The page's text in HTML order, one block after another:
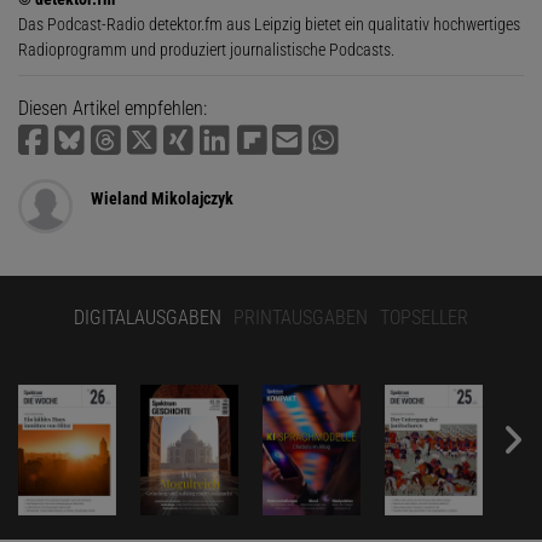
Das Podcast-Radio detektor.fm aus Leipzig bietet ein qualitativ hochwertiges
Radioprogramm und produziert journalistische Podcasts.
Diesen Artikel empfehlen:
Wieland Mikolajczyk
DIGITALAUSGABEN PRINTAUSGABEN TOPSELLER